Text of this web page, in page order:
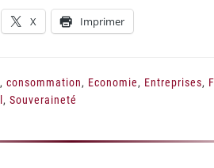
X Imprimer
, consommation, Economie, Entreprises,
, Souveraineté